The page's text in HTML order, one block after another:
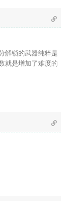
解锁的武器纯粹是
就是增加了难度的